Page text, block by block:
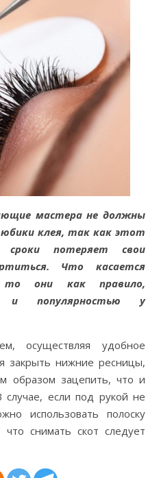
мастера не должны
клея, так как этот
потеряет свои
Что касается
то они как правило,
и популярностью у
осуществляя удобное
закрыть нижние ресницы,
образом зацепить, что и
если под рукой не
использовать полоску
снимать скот следует